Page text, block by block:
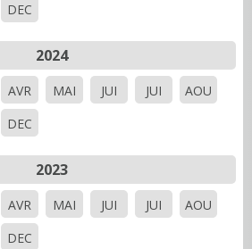
DEC
2024
AVR MAI JUI JUI
AOU
DEC
2023
AVR MAI JUI JUI
AOU
DEC